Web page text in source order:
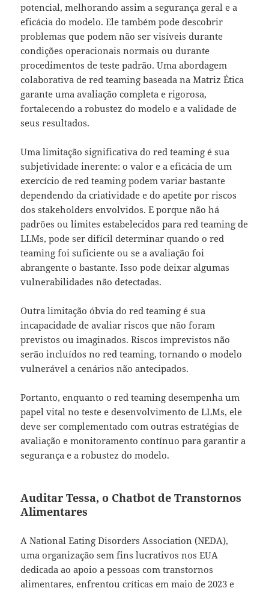
potencial, melhorando assim a segurança geral e a
eficácia do modelo. Ele também pode descobrir
problemas que podem não ser visíveis durante
condições operacionais normais ou durante
procedimentos de teste padrão. Uma abordagem
colaborativa de red teaming baseada na Matriz Ética
garante uma avaliação completa e rigorosa,
fortalecendo a robustez do modelo e a validade de
seus resultados.
Uma limitação significativa do red teaming é sua
subjetividade inerente: o valor e a eficácia de um
exercício de red teaming podem variar bastante
dependendo da criatividade e do apetite por riscos
dos stakeholders envolvidos. E porque não há
padrões ou limites estabelecidos para red teaming de
LLMs, pode ser difícil determinar quando o red
teaming foi suficiente ou se a avaliação foi
abrangente o bastante. Isso pode deixar algumas
vulnerabilidades não detectadas.
Outra limitação óbvia do red teaming é sua
incapacidade de avaliar riscos que não foram
previstos ou imaginados. Riscos imprevistos não
serão incluídos no red teaming, tornando o modelo
vulnerável a cenários não antecipados.
Portanto, enquanto o red teaming desempenha um
papel vital no teste e desenvolvimento de LLMs, ele
deve ser complementado com outras estratégias de
avaliação e monitoramento contínuo para garantir a
segurança e a robustez do modelo.
Auditar Tessa, o Chatbot de Transtornos
Alimentares
A National Eating Disorders Association (NEDA),
uma organização sem fins lucrativos nos EUA
dedicada ao apoio a pessoas com transtornos
alimentares, enfrentou críticas em maio de 2023 e